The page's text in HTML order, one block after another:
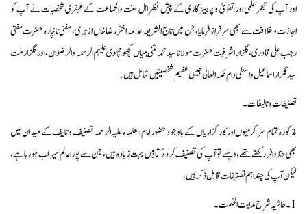
اور آپ کی تبحر علمی اور تقویٰ و پرہیزگاری کے پیش نظر اہل سنت والجماعت کے عبقری شخصیات نے آپ کو
اجازت و خلافت سے بھی سرفراز فرمایا ، جن میں تاج الشریعہ علامہ اختر رضا خاں ازہری ، مفتی نانپارہ حضرت مفتی
رجب علی قادری، گلزار اشرفیت حضرت مولانا سید محمد مثني میاں کچھوچھوی علیہم الرحمہ والرضوان، اور گلزار ملت
سید گلزار اسماعیل واسطی دام ظلہ العالی جیسی عظیم شخصیتیں شامل ہیں۔
تصنیفات و تالیفات۔
مذکورہ تمام سرگرمیوں اور کارگزاریاں کے باوجود حضور امام العلماء علیہ الرحمہ تصنیف و تالیف کے میدان میں
بھی حظ وافر رکھتے تھے، ویسے تو آپ کی تصنیف کردہ کتابیں بہت زیادہ ہیں، جن سے پورا عالم سیراب ہو رہا ہے،
لیکن آپ کی چند اہم تصنیفات قابل ذکر ہیں،